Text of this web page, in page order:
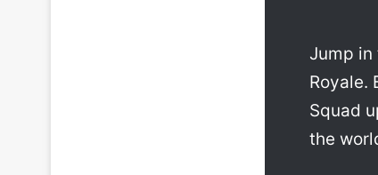
Jump
Royale.
Squad
the